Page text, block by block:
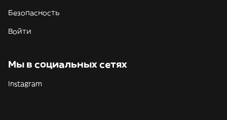
Безопасность
Войти
Мы в социальных сетях
Instagram